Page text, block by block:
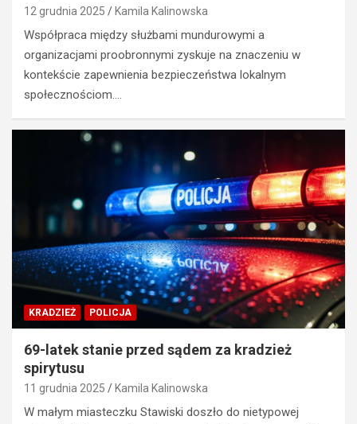
12 grudnia 2025 Kamila Kalinowska
Współpraca między służbami mundurowymi a
organizacjami proobronnymi zyskuje na znaczeniu w
kontekście zapewnienia bezpieczeństwa lokalnym
społecznościom.…
KRADZIEŻ POLICJA
69-latek stanie przed sądem za kradzież
spirytusu
11 grudnia 2025 Kamila Kalinowska
W małym miasteczku Stawiski doszło do nietypowej